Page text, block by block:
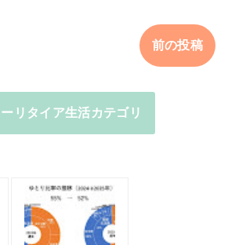
前の投稿
リタイア生活カテゴリ